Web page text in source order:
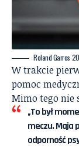
Roland Garros
W trakcie
pomoc
Mimo tego nie
„To był
meczu. Maja
odporność